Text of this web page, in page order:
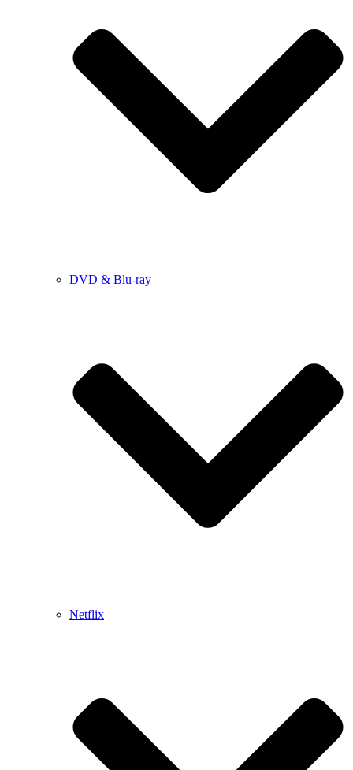
DVD & Blu-ray
Netflix